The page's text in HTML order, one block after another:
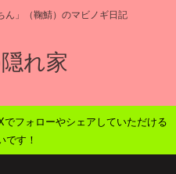
ん」（鞠鯖）のマビノギ日記
れ家
フォローやシェアしていただける
です！